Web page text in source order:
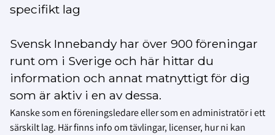
specifikt lag
Svensk Innebandy har över 900 föreningar
runt om i Sverige och här hittar du
information och annat matnyttigt för dig
som är aktiv i en av dessa.
Kanske som en föreningsledare eller som en administratör i ett
särskilt lag. Här finns info om tävlingar, licenser, hur ni kan